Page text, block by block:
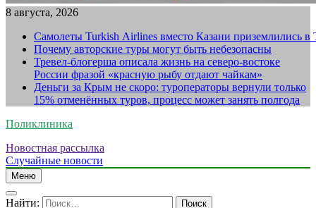
8 августа, 2026
Самолеты Turkish Airlines вместо Казани приземлились в
Почему авторские туры могут быть небезопасны
Тревел-блогерша описала жизнь на северо-востоке
России фразой «красную рыбу отдают чайкам»
Деньги за Крым не скоро: туроператоры вернули только
15% отменённых туров, процесс может занять полгода
Поликлиника
Новостная рассылка
Случайные новости
Меню
Найти: